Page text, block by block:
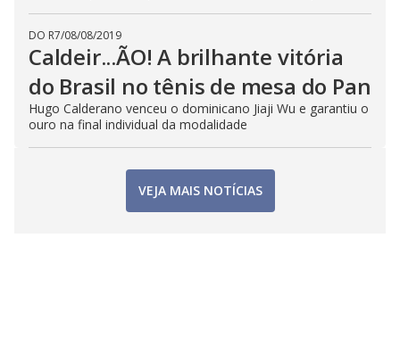
DO R7/08/08/2019
Caldeir...ÃO! A brilhante vitória
do Brasil no tênis de mesa do Pan
Hugo Calderano venceu o dominicano Jiaji Wu e garantiu o
ouro na final individual da modalidade
VEJA MAIS NOTÍCIAS